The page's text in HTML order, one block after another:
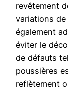
revêtement
variations
également
éviter le
de défauts
poussières
reflètement